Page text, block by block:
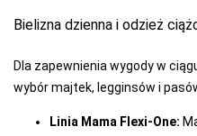
Bielizna dzienna i odzież
Dla zapewnienia wygody w
wybór majtek, legginsów i
Linia Mama Flexi-One: